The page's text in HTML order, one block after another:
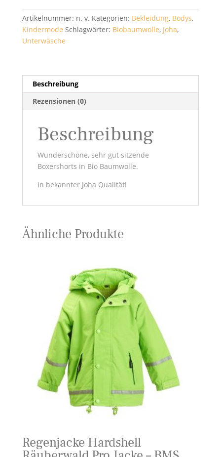
Artikelnummer: n. v. Kategorien: Bekleidung, Bodys,
Kindermode Schlagwörter: Biobaumwolle, Joha,
Unterwäsche
Beschreibung
Rezensionen (0)
Beschreibung
Wunderschöne, sehr gut sitzende
Boxershorts in Bio Baumwolle.
In bekannter Joha Qualität!
Ähnliche Produkte
Regenjacke Hardshell